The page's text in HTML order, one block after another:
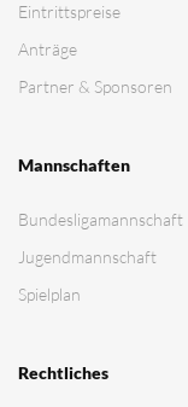
Eintrittspreise
Anträge
Partner & Sponsoren
Mannschaften
Bundesligamannschaft
Jugendmannschaft
Spielplan
Rechtliches